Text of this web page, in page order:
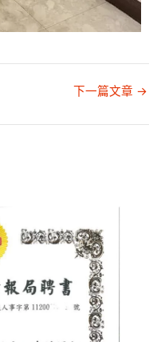
下一篇文章 →